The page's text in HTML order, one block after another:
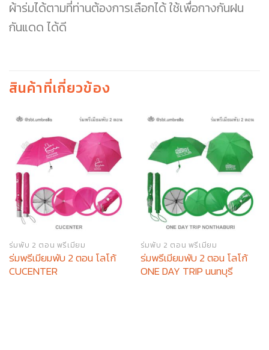
ผ้าร่มได้ตามที่ท่านต้องการเลือกได้ ใช้เพื่อกางกันฝน
กันแดด ได้ดี
สินค้าที่เกี่ยวข้อง
ร่มพับ 2 ตอน พรีเมียม
ร่มพรีเมียมพับ 2 ตอน โลโก้
CUCENTER
ร่มพับ 2 ตอน พรีเมียม
ร่มพรีเมียมพับ 2 ตอน โลโก้
ONE DAY TRIP นนทบุรี